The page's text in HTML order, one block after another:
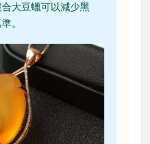
大豆蠟可以減少黑
。